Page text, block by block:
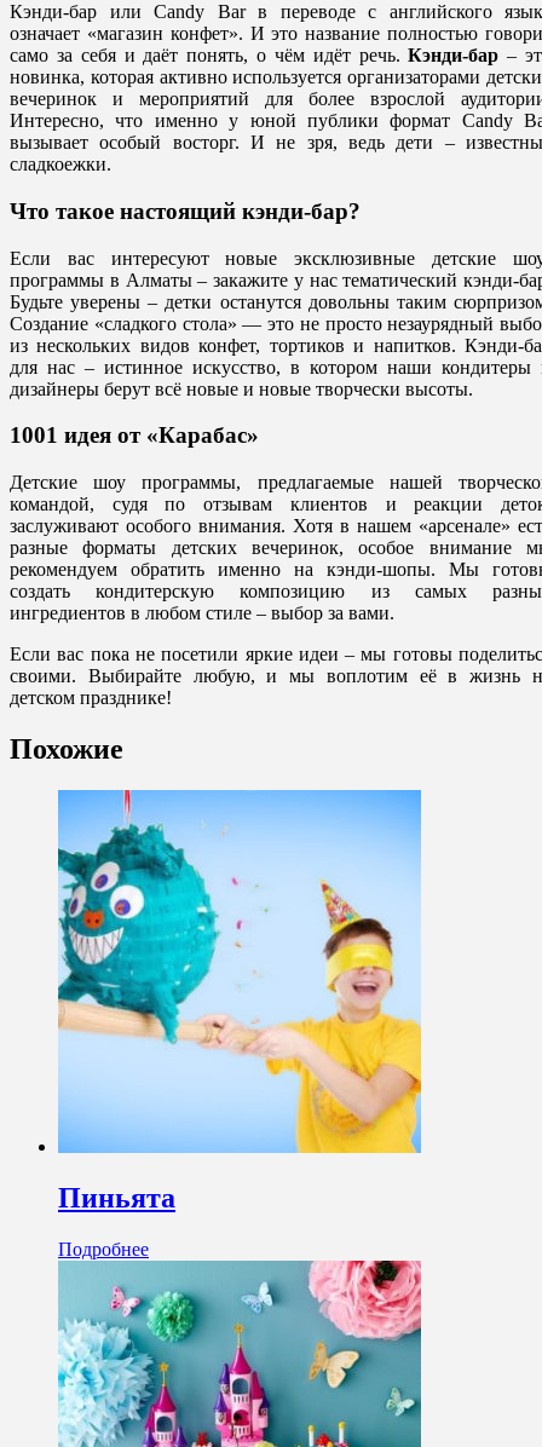
Кэнди-бар или Candy Bar в переводе с английского
означает «магазин конфет». И это название полностью
само за себя и даёт понять, о чём идёт речь.Кэнди-бар –
новинка, которая активно используется организаторами
вечеринок и мероприятий для более взрослой
Интересно, что именно у юной публики формат Candy
вызывает особый восторг. И не зря, ведь дети –
сладкоежки.
Что такое настоящий кэнди-бар?
Если вас интересуют новые эксклюзивные детские
программы в Алматы – закажите у нас тематический кэнди-
Будьте уверены – детки останутся довольны таким
Создание «сладкого стола» — это не просто незаурядный
из нескольких видов конфет, тортиков и напитков. Кэнди-
для нас – истинное искусство, в котором наши кондитеры
дизайнеры берут всё новые и новые творчески высоты.
1001 идея от «Карабас»
Детские шоу программы, предлагаемые нашей
командой, судя по отзывам клиентов и реакции
заслуживают особого внимания. Хотя в нашем «арсенале»
разные форматы детских вечеринок, особое внимание
рекомендуем обратить именно на кэнди-шопы. Мы
создать кондитерскую композицию из самых
ингредиентов в любом стиле – выбор за вами.
Если вас пока не посетили яркие идеи – мы готовы
своими. Выбирайте любую, и мы воплотим её в жизнь
детском празднике!
Похожие
Пиньята
Подробнее